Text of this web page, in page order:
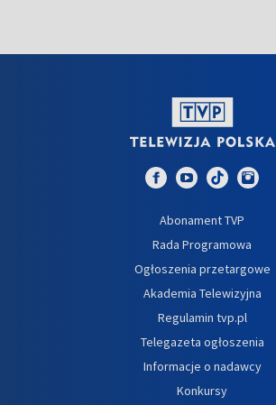
Abonament TVP
Rada Programowa
Ogłoszenia przetargowe
Akademia Telewizyjna
Regulamin tvp.pl
Telegazeta ogłoszenia
Informacje o nadawcy
Konkursy